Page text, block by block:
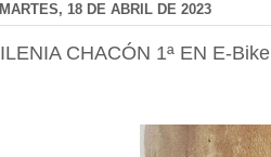
MARTES, 18 DE ABRIL DE 2023
ILENIA CHACÓN 1ª EN E-